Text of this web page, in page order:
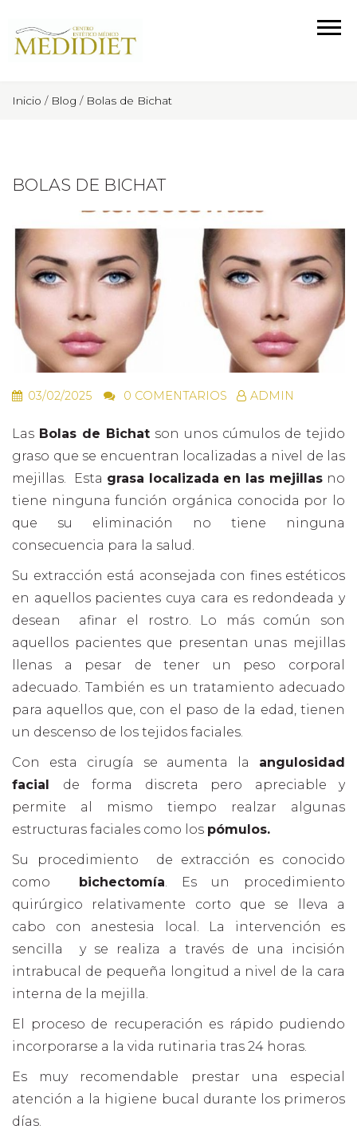
Inicio / Blog / Bolas de Bichat
BOLAS DE BICHAT
03/02/2025 0 COMENTARIOS ADMIN
Las Bolas de Bichat son unos cúmulos de tejido
graso que se encuentran localizadas a nivel de las
mejillas. Esta grasa localizada en las mejillas no
tiene ninguna función orgánica conocida por lo
que su eliminación no tiene ninguna
consecuencia para la salud.
Su extracción está aconsejada con fines estéticos
en aquellos pacientes cuya cara es redondeada y
desean afinar el rostro. Lo más común son
aquellos pacientes que presentan unas mejillas
llenas a pesar de tener un peso corporal
adecuado. También es un tratamiento adecuado
para aquellos que, con el paso de la edad, tienen
un descenso de los tejidos faciales.
Con esta cirugía se aumenta la angulosidad
facial de forma discreta pero apreciable y
permite al mismo tiempo realzar algunas
estructuras faciales como los pómulos.
Su procedimiento de extracción es conocido
como
bichectomía. Es un procedimiento
quirúrgico relativamente corto que se lleva a
cabo con anestesia local. La intervención es
sencilla y se realiza a través de una incisión
intrabucal de pequeña longitud a nivel de la cara
interna de la mejilla.
El proceso de recuperación es rápido pudiendo
incorporarse a la vida rutinaria tras 24 horas.
Es muy recomendable prestar una especial
atención a la higiene bucal durante los primeros
días.